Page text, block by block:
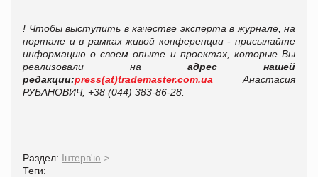
! Чтобы выступить в качестве эксперта в журнале, на
портале и в рамках живой конференции - присылайте
информацию о своем опыте и проектах, которые Вы
реализовали на адрес нашей
редакции:press(at)trademaster.com.ua Анастасия
РУБАНОВИЧ, +38 (044) 383-86-28.
Раздел: Інтерв'ю >
Теги: